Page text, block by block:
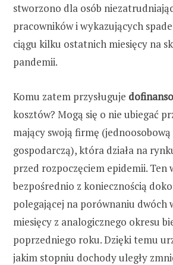
stworzono dla osób
pracowników i wykazujących
ciągu kilku ostatnich miesięcy na
pandemii.
Komu zatem przysługuje
kosztów? Mogą się o nie ubiegać
mający swoją firmę (jednoosobową
gospodarczą), która działa na
przed rozpoczęciem epidemii. Ten
bezpośrednio z koniecznością
polegającej na porównaniu dwóch
miesięcy z analogicznego okresu
poprzedniego roku. Dzięki temu
jakim stopniu dochody uległy